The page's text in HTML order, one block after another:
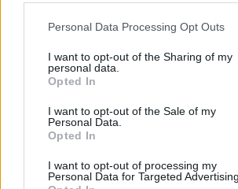
Please note that this website/app uses one
not limited to your visit or usage behaviour.
grant or deny consent to Google and its
use your data for below specified purposes
consent section.
Personal Data Processing Opt Outs
I want to opt-out of the Sharing of my
personal data.
Opted In
I want to opt-out of the Sale of my
Personal Data.
Opted In
I want to opt-out of processing my
Personal Data for Targeted Advertising.
Országos hírek
szúnyoginvázió
Országos hírek